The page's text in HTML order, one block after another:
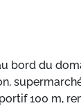
bord du
100 m,